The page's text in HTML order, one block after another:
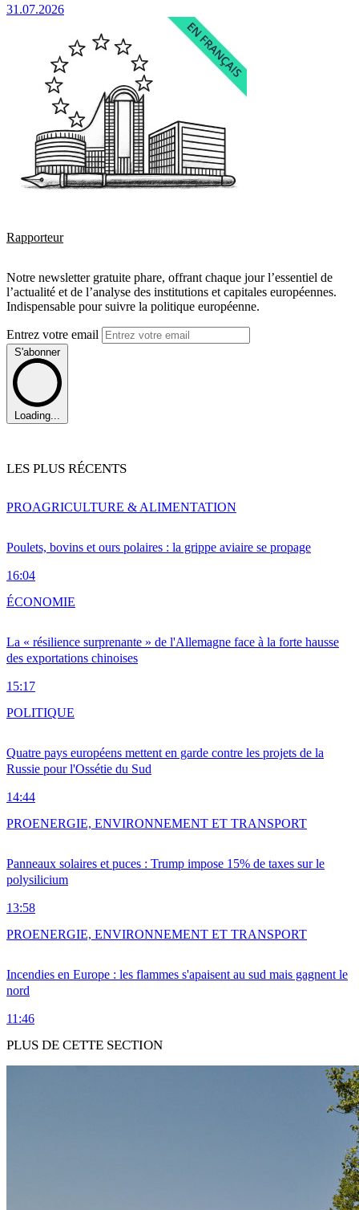
31.07.2026
Rapporteur
Notre newsletter gratuite phare, offrant chaque jour l’essentiel de
l’actualité et de l’analyse des institutions et capitales européennes.
Indispensable pour suivre la politique européenne.
Entrez votre email
S'abonner
Loading...
LES PLUS RÉCENTS
Poulets, bovins et ours polaires : la grippe aviaire se propage
16:04
PROAGRICULTURE & ALIMENTATION
La « résilience surprenante » de l'Allemagne face à la forte hausse
des exportations chinoises
15:17
ÉCONOMIE
Quatre pays européens mettent en garde contre les projets de la
Russie pour l'Ossétie du Sud
14:44
POLITIQUE
Panneaux solaires et puces : Trump impose 15% de taxes sur le
polysilicium
13:58
PROENERGIE, ENVIRONNEMENT ET TRANSPORT
Incendies en Europe : les flammes s'apaisent au sud mais gagnent le
nord
11:46
PROENERGIE, ENVIRONNEMENT ET TRANSPORT
PLUS DE CETTE SECTION